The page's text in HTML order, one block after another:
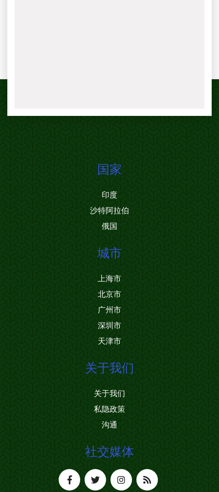
国家
印度
沙特阿拉伯
俄国
城市
上海市
北京市
广州市
深圳市
天津市
关于我们
关于我们
私隐政策
沟通
社交媒体